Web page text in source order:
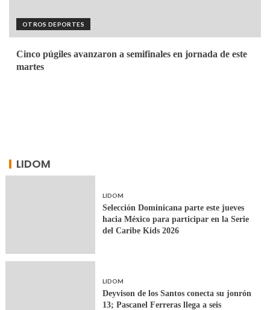
OTROS DEPORTES
Cinco púgiles avanzaron a semifinales en jornada de este
martes
LIDOM
LIDOM
Selección Dominicana parte este jueves
hacia México para participar en la Serie
del Caribe Kids 2026
LIDOM
Deyvison de los Santos conecta su jonrón
13; Pascanel Ferreras llega a seis